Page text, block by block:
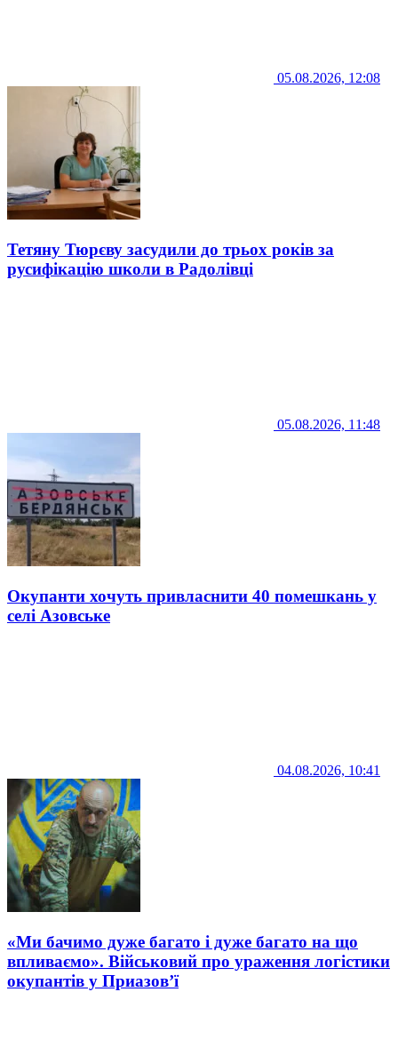
05.08.2026, 12:08
Тетяну Тюрєву засудили до трьох років за
русифікацію школи в Радолівці
05.08.2026, 11:48
Окупанти хочуть привласнити 40 помешкань у
селі Азовське
04.08.2026, 10:41
«Ми бачимо дуже багато і дуже багато на що
впливаємо». Військовий про ураження логістики
окупантів у Приазов’ї